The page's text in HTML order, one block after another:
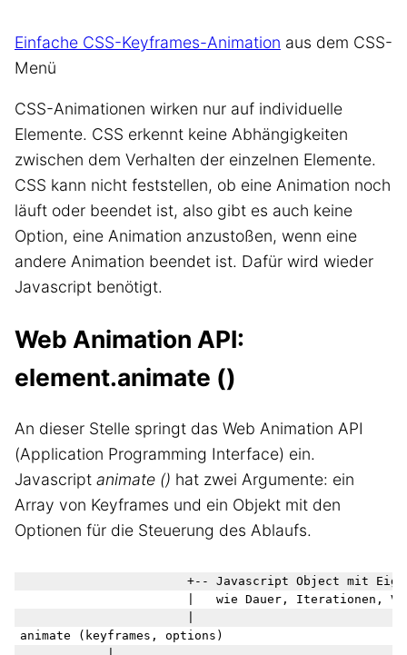
Einfache CSS-Keyframes-Animation aus dem CSS-
Menü
CSS-Animationen wirken nur auf individuelle
Elemente. CSS erkennt keine Abhängigkeiten
zwischen dem Verhalten der einzelnen Elemente.
CSS kann nicht feststellen, ob eine Animation noch
läuft oder beendet ist, also gibt es auch keine
Option, eine Animation anzustoßen, wenn eine
andere Animation beendet ist. Dafür wird wieder
Javascript benötigt.
Web Animation API:
element.animate ()
An dieser Stelle springt das Web Animation API
(Application Programming Interface) ein.
Javascript animate () hat zwei Argumente: ein
Array von Keyframes und ein Objekt mit den
Optionen für die Steuerung des Ablaufs.
+-- Javascript Object mit
|   wie Dauer, Iterationen,
animate (keyframes, options)